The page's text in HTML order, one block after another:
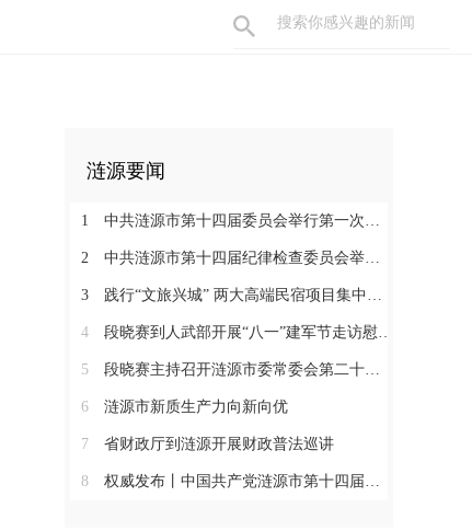
涟源要闻
1 中共涟源市第十四届委员会举行第一次全体会议 段晓赛当选市委书记 伍鹤群周杨当选市委副书记
2 中共涟源市第十四届纪律检查委员会举行第一次全体会议
3 践行“文旅兴城” 两大高端民宿项目集中签约开工 全力打造“湖湘地区文旅康养名城”
4 段晓赛到人武部开展“八一”建军节走访慰问活动
5 段晓赛主持召开涟源市委常委会第二十八次会议
6 涟源市新质生产力向新向优
7 省财政厅到涟源开展财政普法巡讲
8 权威发布丨中国共产党涟源市第十四届纪律检查委员会书记、副书记、常委名单